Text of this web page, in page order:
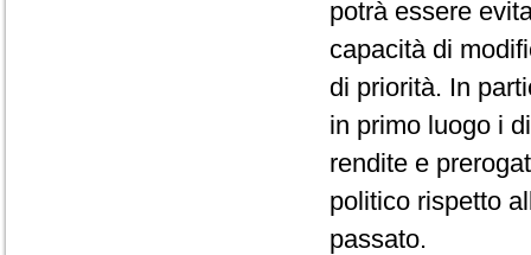
potrà essere
capacità di
di priorità. In
in primo luogo i
rendite e
politico rispetto
passato.